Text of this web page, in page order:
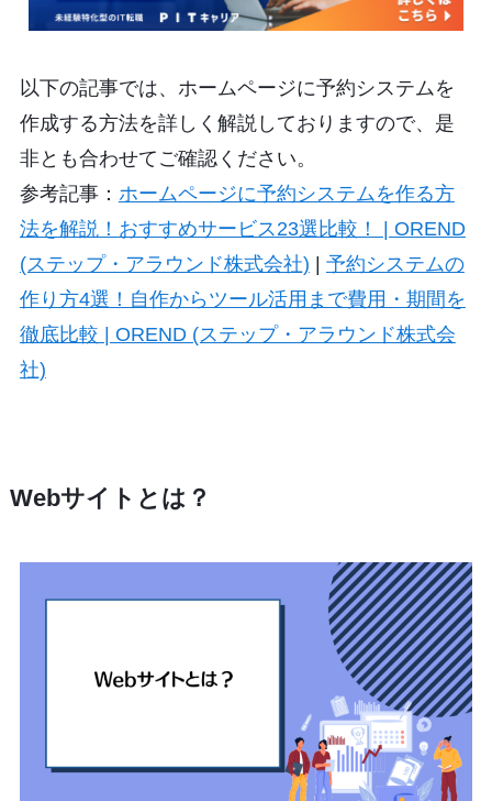
以下の記事では、ホームページに予約システムを
作成する方法を詳しく解説しておりますので、是
非とも合わせてご確認ください。
参考記事： ホームページに予約システムを作る方
法を解説！おすすめサービス23選比較！ | OREND
(ステップ・アラウンド株式会社)
予約システムの
作り方4選！自作からツール活用まで費用・期間を
徹底比較 | OREND (ステップ・アラウンド株式会
社)
Webサイトとは？